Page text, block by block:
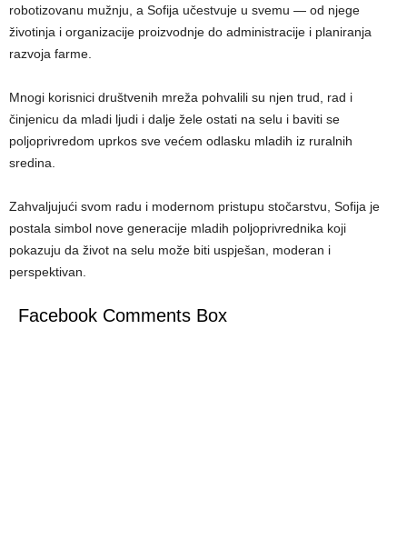
robotizovanu mužnju, a Sofija učestvuje u svemu — od njege
životinja i organizacije proizvodnje do administracije i planiranja
razvoja farme.
Mnogi korisnici društvenih mreža pohvalili su njen trud, rad i
činjenicu da mladi ljudi i dalje žele ostati na selu i baviti se
poljoprivredom uprkos sve većem odlasku mladih iz ruralnih
sredina.
Zahvaljujući svom radu i modernom pristupu stočarstvu, Sofija je
postala simbol nove generacije mladih poljoprivrednika koji
pokazuju da život na selu može biti uspješan, moderan i
perspektivan.
Facebook Comments Box